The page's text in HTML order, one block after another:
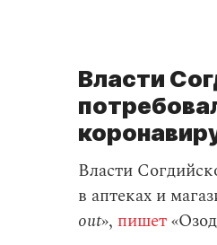
Власти
Власти
в аптеках и
out», пишет